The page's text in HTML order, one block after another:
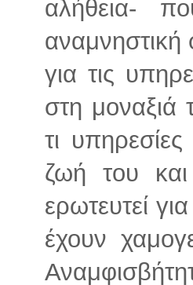
αλήθεια-
για τις
στη μοναξιά
τι
ζωή του
ερωτευτεί
έχουν